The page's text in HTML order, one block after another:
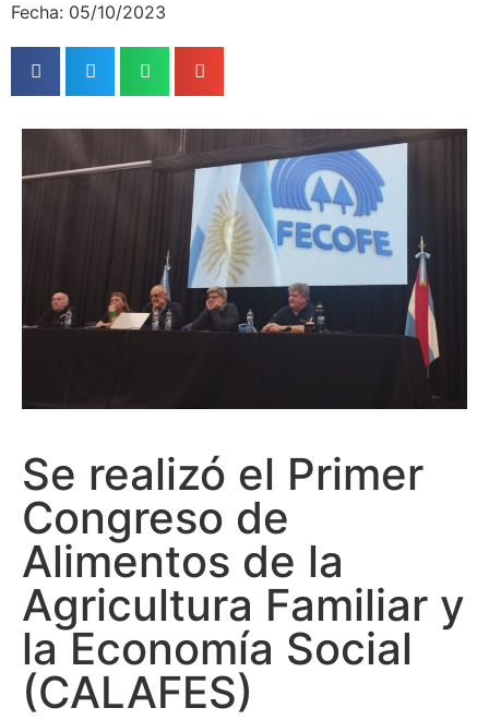
Fecha: 05/10/2023
Se realizó el Primer
Congreso de
Alimentos de la
Agricultura Familiar y
la Economía Social
(CALAFES)